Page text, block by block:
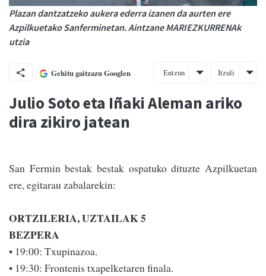
Plazan dantzatzeko aukera ederra izanen da aurten ere
Azpilkuetako Sanferminetan. Aintzane MARIEZKURRENAk
utzia
Gehitu gaitzazu Googlen Entzun Itzuli
Julio Soto eta Iñaki Aleman ariko
dira zikiro jatean
San Fermin bestak bes­tak ospatuko dituzte Azpilkuetan
ere, egitarau zabalarekin:
ORTZILERIA, UZTAILAK 5
BEZPERA
• 19:00: Txupinazoa.
• 19:30: Frontenis txapelketaren finala.